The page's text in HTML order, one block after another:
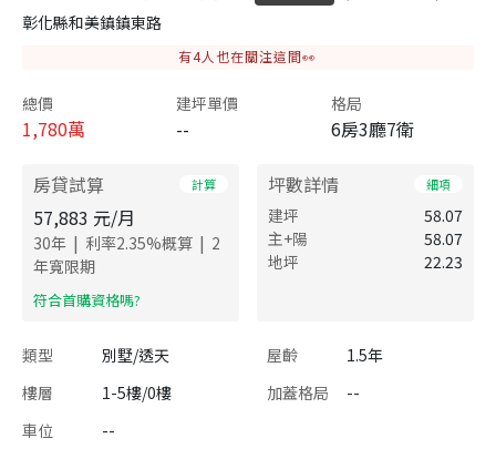
彰化縣和美鎮鎮東路
有4人也在關注這間👀
總價
1,780萬
建坪單價
--
格局
6房3廳7衛
房貸試算 計算
57,883 元/月
30年 | 利率2.35%概算 | 2
年寬限期
​符合首購資格嗎?
坪數詳情 細項
建坪
58.07
主+陽
58.07
地坪
22.23
類型 別墅/透天 屋齡
1.5年
樓層
1-5樓/0樓 加蓋格局
--
車位
--